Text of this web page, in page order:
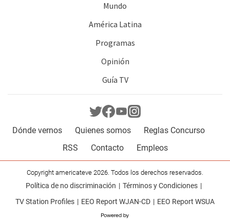
Mundo
América Latina
Programas
Opinión
Guía TV
Dónde vernos Quienes somos
Reglas Concurso
RSS
Contacto Empleos
Copyright americateve 2026. Todos los derechos reservados.
Política de no discriminación
Términos y Condiciones
TV Station Profiles
EEO Report WJAN-CD EEO Report WSUA